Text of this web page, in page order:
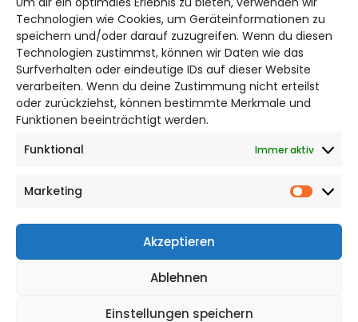
Technologien wie Cookies, um Geräteinformationen zu
speichern und/oder darauf zuzugreifen. Wenn du diesen
Technologien zustimmst, können wir Daten wie das
Surfverhalten oder eindeutige IDs auf dieser Website
verarbeiten. Wenn du deine Zustimmung nicht erteilst
oder zurückziehst, können bestimmte Merkmale und
Funktionen beeinträchtigt werden.
Funktional
Immer aktiv
Marketing
Akzeptieren
Ablehnen
Einstellungen speichern
Bruchtorwall 12
38100 Braunschweig
Telefon: 0531 387220 – 65
DAS STADTMAGAZIN FÜR
SALZGITTER
Impressum
Cookie Richtlinie
CITYLIFE! BEI FACEBOOK